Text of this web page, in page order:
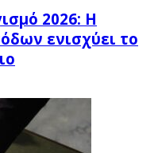
2026: Η
ενισχύει το